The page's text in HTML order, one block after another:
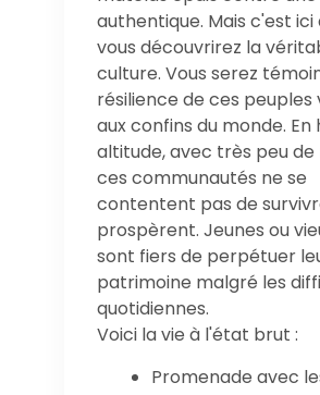
authentique. Mais c'est ici
vous découvrirez la
culture. Vous serez
résilience de ces peuples
aux confins du monde. En
altitude, avec très peu de
ces communautés ne se
contentent pas de
prospèrent. Jeunes ou
sont fiers de perpétuer
patrimoine malgré les
quotidiennes.
Voici la vie à l'état brut :
Promenade avec